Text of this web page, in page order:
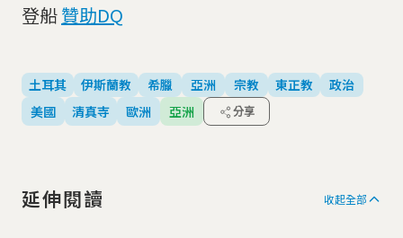
登船贊助DQ
土耳其 伊斯蘭教 希臘 亞洲 宗教 東正教
政治
美國
清真寺 歐洲 亞洲 分享
延伸閱讀 收起全部